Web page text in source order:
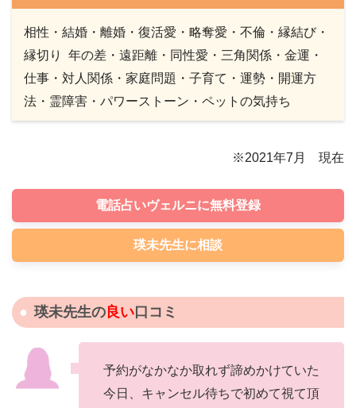
相性・結婚・離婚・復活愛・略奪愛・不倫・縁結び・
縁切り 年の差・遠距離・同性愛・三角関係・金運・
仕事・対人関係・家庭問題・子育て・運勢・開運方
法・霊障害・パワーストーン・ペットの気持ち
※2021年7月 現在
電話占いヴェルニに無料登録
瑛未先生に相談
瑛未先生の良い口コミ
予約がなかなか取れず諦めかけていた
今日、キャンセル待ちで初めて視て頂